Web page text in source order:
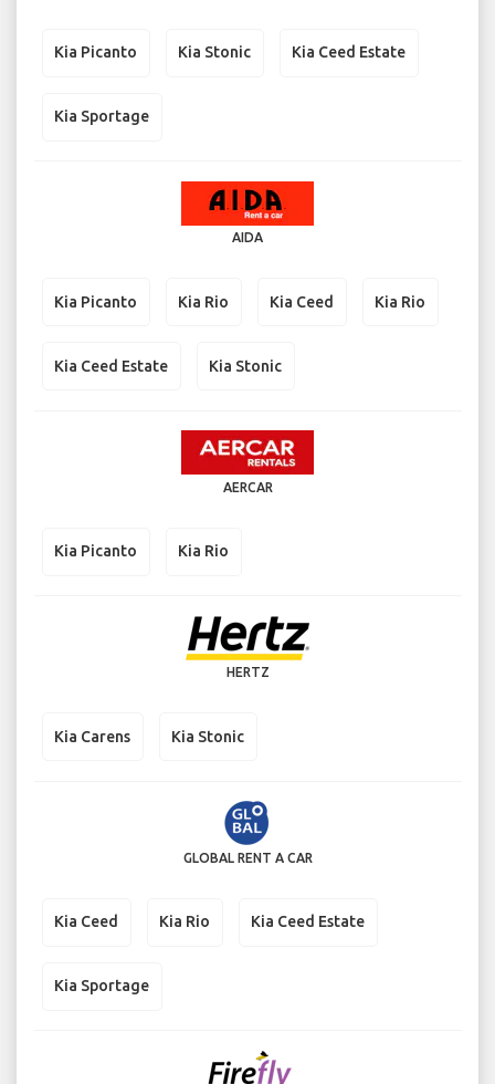
Kia Picanto Kia Stonic Kia Ceed Estate
Kia Sportage
AIDA
Kia Picanto Kia Rio Kia Ceed Kia Rio
Kia Ceed Estate Kia Stonic
AERCAR
Kia Picanto Kia Rio
HERTZ
Kia Carens Kia Stonic
GLOBAL RENT A CAR
Kia Ceed Kia Rio Kia Ceed Estate
Kia Sportage